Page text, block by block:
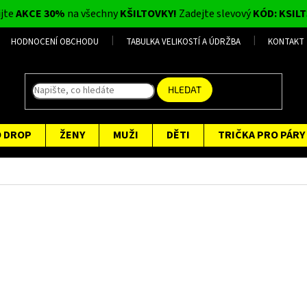
AKCE 30% na všechnyKŠILTOVKY! Zadejte slevovýKÓD:
HODNOCENÍ OBCHODU TABULKA VELIKOSTÍ A ÚDRŽBA KONTAKT
HLEDAT
ŽENY MUŽI DĚTI TRIČKA PRO PÁRY